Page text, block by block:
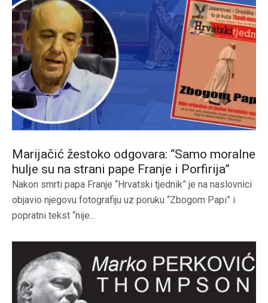
Marijačić žestoko odgovara: “Samo moralne
hulje su na strani pape Franje i Porfirija”
Nakon smrti papa Franje “Hrvatski tjednik” je na naslovnici
objavio njegovu fotografiju uz poruku “Zbogom Papi” i
popratni tekst “nije...